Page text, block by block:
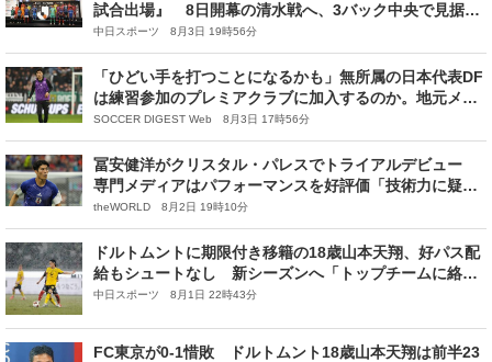
試合出場』 8日開幕の清水戦へ、3バック中央で見据え
る”勝利への近道”
中日スポーツ 8月3日 19時56分
「ひどい手を打つことになるかも」無所属の日本代表DF
は練習参加のプレミアクラブに加入するのか。地元メデ
ィアは期待と懸念「フィットネスの問題がないのなら、
すでに契約していた」
SOCCER DIGEST Web 8月3日 17時56分
冨安健洋がクリスタル・パレスでトライアルデビュー
専門メディアはパフォーマンスを好評価「技術力に疑い
の余地はない」
theWORLD 8月2日 19時10分
ドルトムントに期限付き移籍の18歳山本天翔、好パス配
給もシュートなし 新シーズンへ「トップチームに絡ん
で結果残したい」
中日スポーツ 8月1日 22時43分
FC東京が0-1惜敗 ドルトムント18歳山本天翔は前半23